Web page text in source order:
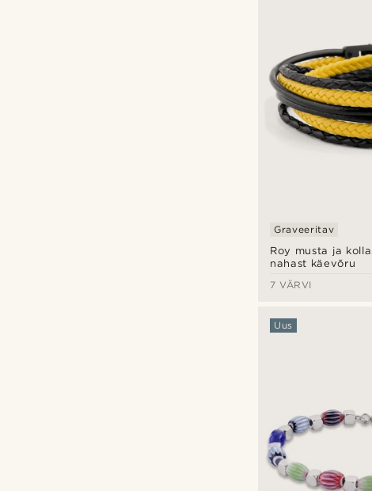
Roy musta ja
nahast käevõru
Graveeritav
7 VÄRVI
Uus